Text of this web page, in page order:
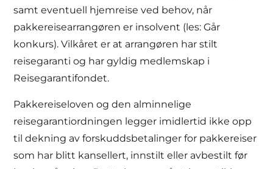
samt eventuell hjemreise ved behov, når
pakkereisearrangøren er insolvent (les: Går
konkurs). Vilkåret er at arrangøren har stilt
reisegaranti og har gyldig medlemskap i
Reisegarantifondet.
Pakkereiseloven og den alminnelige
reisegarantiordningen legger imidlertid ikke opp
til dekning av forskuddsbetalinger for pakkereiser
som har blitt kansellert, innstilt eller avbestilt før